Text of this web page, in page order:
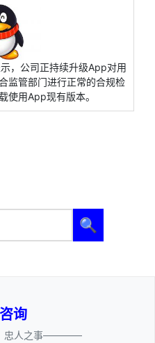
，公司正持续升级App对用
监管部门进行正常的合规检
使用App现有版本。
🔍
询
忠人之事————